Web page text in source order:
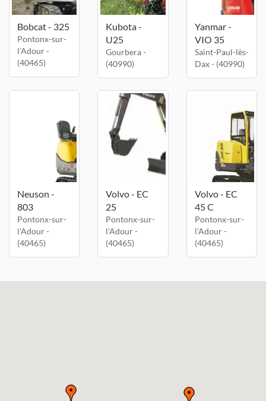
Bobcat - 325
Pontonx-sur-
l'Adour -
(40465)
Kubota -
U25
Gourbera -
(40990)
Yanmar -
VIO 35
Saint-Paul-lès-
Dax - (40990)
Neuson -
803
Pontonx-sur-
l'Adour -
(40465)
Volvo - EC
25
Pontonx-sur-
l'Adour -
(40465)
Volvo - EC
45 C
Pontonx-sur-
l'Adour -
(40465)